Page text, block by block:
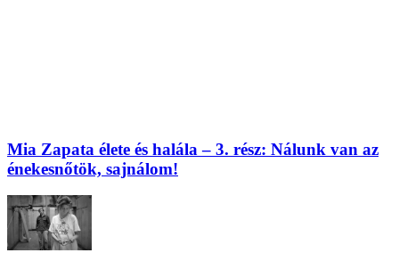
Mia Zapata élete és halála – 3. rész: Nálunk van az
énekesnőtök, sajnálom!